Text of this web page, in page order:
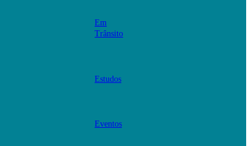
Em
Trânsito
Estudos
Eventos